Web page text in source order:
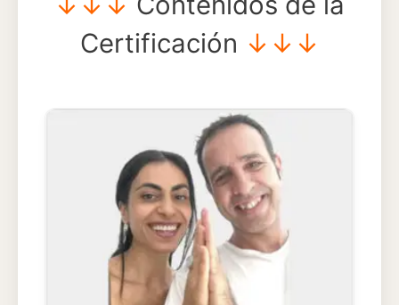
Certificación ↓↓↓